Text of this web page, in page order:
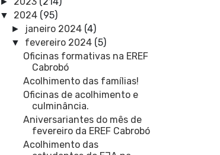
▼ 2024 (95)
► janeiro 2024 (4)
▼ fevereiro 2024 (5)
Oficinas formativas na EREF
Cabrobó
Acolhimento das famílias!
Oficinas de acolhimento e
culminância.
Aniversariantes do mês de
fevereiro da EREF Cabrobó
Acolhimento das